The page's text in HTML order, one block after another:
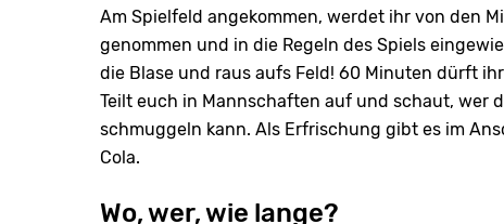
Am Spielfeld angekommen, werdet ihr von den
genommen und in die Regeln des Spiels
die Blase und raus aufs Feld! 60 Minuten dürft
Teilt euch in Mannschaften auf und schaut, wer
schmuggeln kann. Als Erfrischung gibt es im
Cola.
Wo, wer, wie lange?